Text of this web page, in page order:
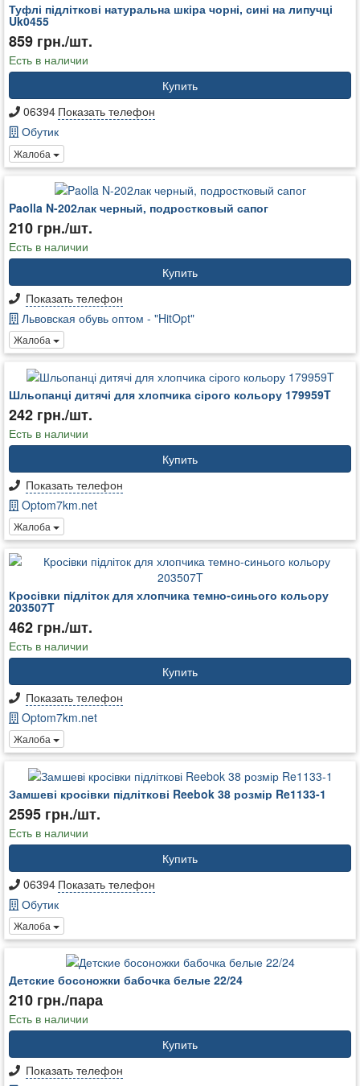
Туфлі підліткові натуральна шкіра чорні, сині на липучці
Uk0455
859 грн./шт.
Есть в наличии
Купить
06394 Показать телефон
Обутик
Жалоба
Paolla N-202лак черный, подростковый сапог
210 грн./шт.
Есть в наличии
Купить
Показать телефон
Львовская обувь оптом - "HitOpt"
Жалоба
Шльопанці дитячі для хлопчика сірого кольору 179959T
242 грн./шт.
Есть в наличии
Купить
Показать телефон
Optom7km.net
Жалоба
Кросівки підліток для хлопчика темно-синього кольору
203507T
462 грн./шт.
Есть в наличии
Купить
Показать телефон
Optom7km.net
Жалоба
Замшеві кросівки підліткові Reebok 38 розмір Re1133-1
2595 грн./шт.
Есть в наличии
Купить
06394 Показать телефон
Обутик
Жалоба
Детские босоножки бабочка белые 22/24
210 грн./пара
Есть в наличии
Купить
Показать телефон